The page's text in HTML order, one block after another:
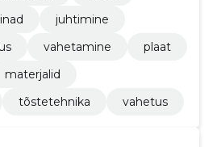
juhtimine
vahetamine
plaat
materjalid
tõstetehnika vahetus